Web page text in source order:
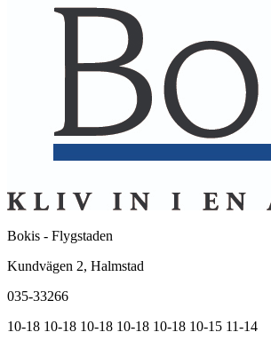
Bokis - Flygstaden
Kundvägen 2, Halmstad
035-33266
10-18 10-18 10-18 10-18 10-18 10-15 11-14